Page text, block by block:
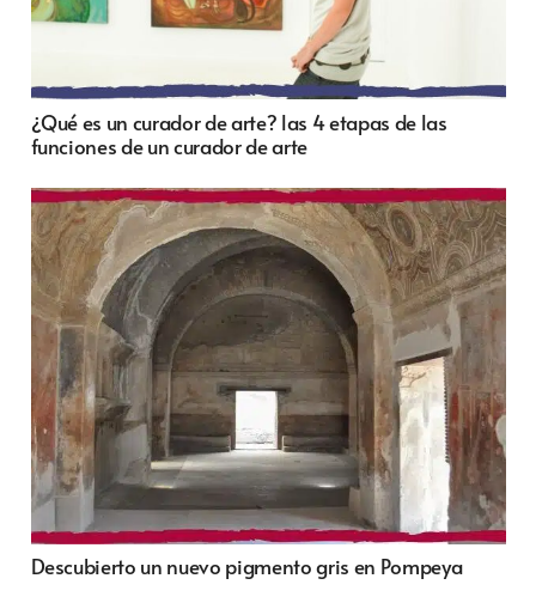
¿Qué es un curador de arte? las 4 etapas de las
funciones de un curador de arte
Descubierto un nuevo pigmento gris en Pompeya